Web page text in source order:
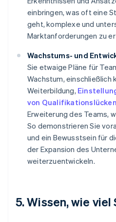
einbringen, was oft eine
geht, komplexe und
Marktanforderungen zu
Wachstums- und
Sie etwaige Pläne für
Wachstum, einschließlich
Weiterbildung,
von Qualifikationslücken
Erweiterung des Teams,
So demonstrieren Sie
und ein Bewusstsein für
der Expansion des
weiterzuentwickeln.
5. Wissen, wie viel